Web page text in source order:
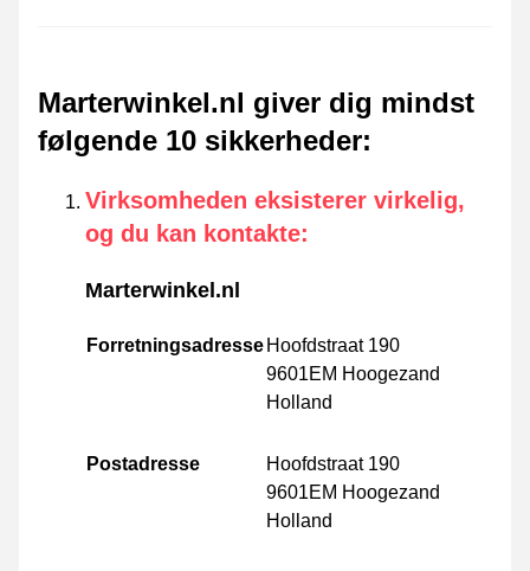
Marterwinkel.nl giver dig mindst
følgende 10 sikkerheder:
Virksomheden eksisterer virkelig,
og du kan kontakte:
Marterwinkel.nl
Forretningsadresse Hoofdstraat 190
9601EM Hoogezand
Holland
Postadresse
Hoofdstraat 190
9601EM Hoogezand
Holland